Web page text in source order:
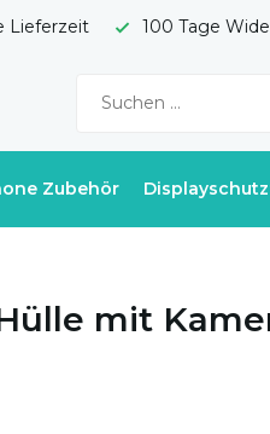
Lieferzeit 100 Tage
Zubehör
mit